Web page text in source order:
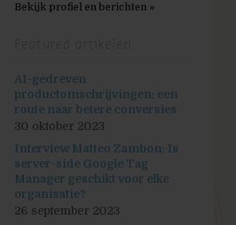
Bekijk profiel en berichten »
AI-gedreven
productomschrijvingen: een
route naar betere conversies
30 oktober 2023
Interview Matteo Zambon: Is
server-side Google Tag
Manager geschikt voor elke
organisatie?
26 september 2023